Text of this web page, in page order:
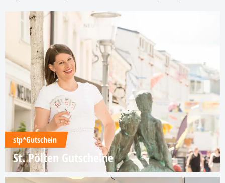
stp*Gutschein
St. Pölten Gutscheine